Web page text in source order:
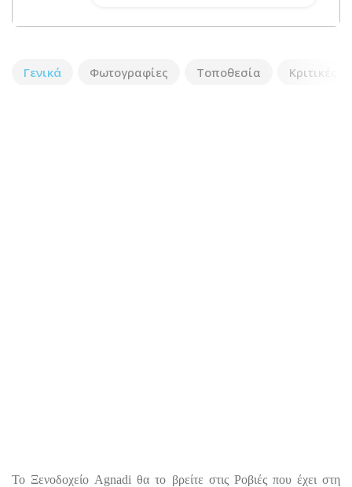
Γενικά Φωτογραφίες Τοποθεσία Κριτικές
Το Ξενοδοχείο Agnadi θα το βρείτε στις Ροβιές που έχει στη